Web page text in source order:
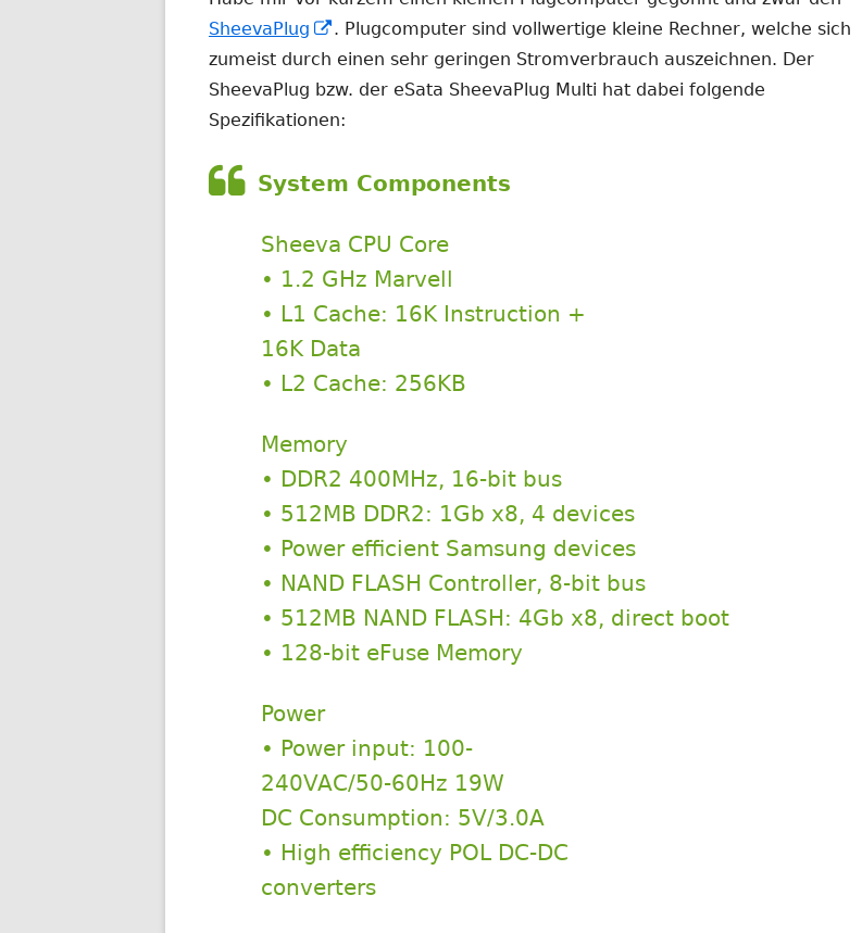
SheevaPlug
In
neuem
Fenster
öffnen
. Plugcomputer sind vollwertige kleine Rechner, welche sich
zumeist durch einen sehr geringen Stromverbrauch auszeichnen. Der
SheevaPlug bzw. der eSata SheevaPlug Multi hat dabei folgende
Spezifikationen:
System Components
Sheeva CPU Core
• 1.2 GHz Marvell
• L1 Cache: 16K Instruction +
16K Data
• L2 Cache: 256KB
Memory
• DDR2 400MHz, 16-bit bus
• 512MB DDR2: 1Gb x8, 4 devices
• Power efficient Samsung devices
• NAND FLASH Controller, 8-bit bus
• 512MB NAND FLASH: 4Gb x8, direct boot
• 128-bit eFuse Memory
Power
• Power input: 100-
240VAC/50-60Hz 19W
DC Consumption: 5V/3.0A
• High efficiency POL DC-DC
converters